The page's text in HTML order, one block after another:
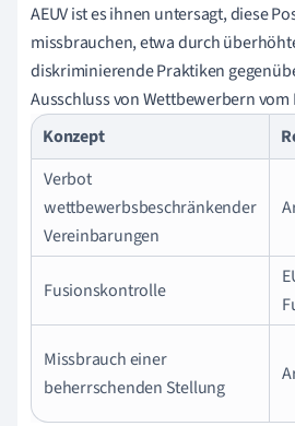
AEUV ist es ihnen untersagt, diese
missbrauchen, etwa durch
diskriminierende Praktiken
Ausschluss von Wettbewerbern vom
Konzept
Verbot
wettbewerbsbeschränkender
Vereinbarungen
Fusionskontrolle
Missbrauch einer
beherrschenden Stellung